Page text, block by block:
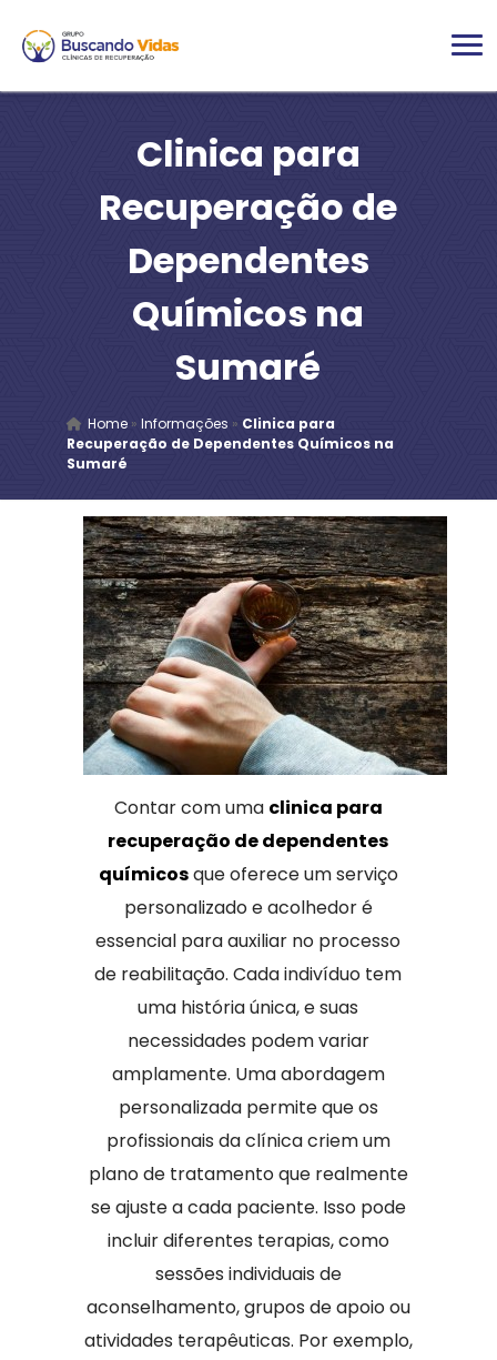
Clinica para
Recuperação de
Dependentes
Químicos na
Sumaré
Home» Informações » Clinica para
Recuperação de Dependentes Químicos na
Sumaré
Contar com uma clinica para
recuperação de dependentes
químicosque oferece um serviço
personalizado e acolhedor é
essencial para auxiliar no processo
de reabilitação. Cada indivíduo tem
uma história única, e suas
necessidades podem variar
amplamente. Uma abordagem
personalizada permite que os
profissionais da clínica criem um
plano de tratamento que realmente
se ajuste a cada paciente. Isso pode
incluir diferentes terapias, como
sessões individuais de
aconselhamento, grupos de apoio ou
atividades terapêuticas. Por exemplo,